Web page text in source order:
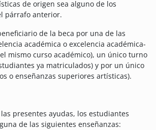
de origen sea alguno de los
párrafo anterior.
de la beca por una de las
académica o excelencia académica-
mismo curso académico), un único turno
ya matriculados) y por un único
o enseñanzas superiores artísticas).
presentes ayudas, los estudiantes
de las siguientes enseñanzas: